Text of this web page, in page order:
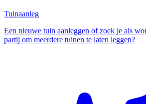
Tuinaanleg
Een nieuwe tuin aanleggen of zoek je als
partij om meerdere tuinen te laten leggen?